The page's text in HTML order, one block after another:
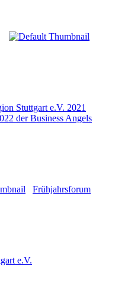
Stuttgart e.V. 2021
der Business Angels
Frühjahrsforum
e.V.